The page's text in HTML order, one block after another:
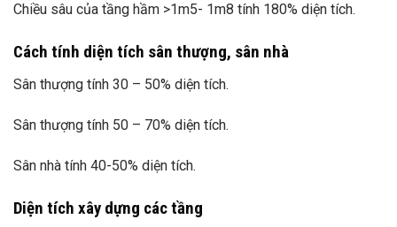
Chiều sâu của tầng hầm >1m5- 1m8 tính 180% diện tích.
Cách tính diện tích sân thượng, sân nhà
Sân thượng tính 30 – 50% diện tích.
Sân thượng tính 50 – 70% diện tích.
Sân nhà tính 40-50% diện tích.
Diện tích xây dựng các tầng